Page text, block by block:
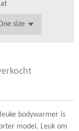
bodywarmer is
model. Leuk om